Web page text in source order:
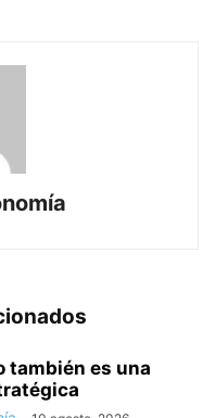
también es una